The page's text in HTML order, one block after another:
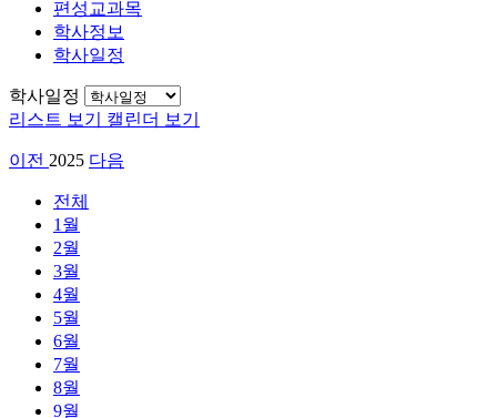
편성교과목
학사정보
학사일정
학사일정
리스트 보기
캘린더 보기
이전 2025 다음
전체
1월
2월
3월
4월
5월
6월
7월
8월
9월